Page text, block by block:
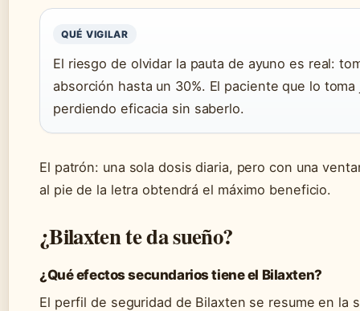
QUÉ VIGILAR
El riesgo de olvidar la pauta de ayuno es real:
absorción hasta un 30%. El paciente que lo
perdiendo eficacia sin saberlo.
El patrón: una sola dosis diaria, pero con una
al pie de la letra obtendrá el máximo beneficio.
¿Bilaxten te da sueño?
¿Qué efectos secundarios tiene el Bilaxten?
El perfil de seguridad de Bilaxten se resume en la